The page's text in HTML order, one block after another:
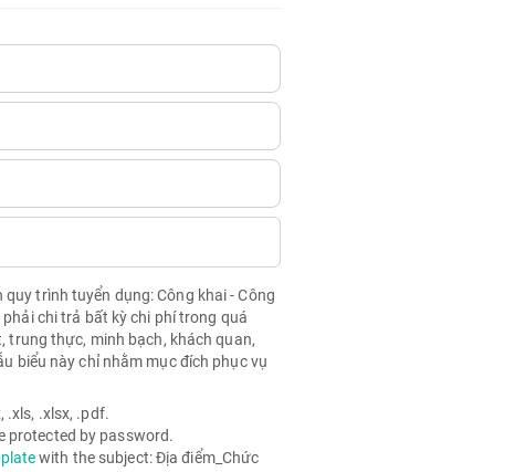
trình tuyển dụng: Công khai - Công
chi trả bất kỳ chi phí trong quá
trung thực, minh bạch, khách quan,
biểu này chỉ nhằm mục đích phục vụ
.xls, .xlsx, .pdf.
protected by password.
with the subject: Địa điểm_Chức